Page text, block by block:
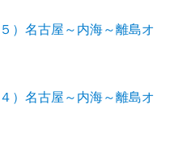
）名古屋～内海～離島オ
）名古屋～内海～離島オ